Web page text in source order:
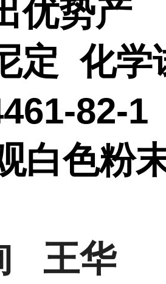
优势产
定 化学
82-1
白色粉
王华